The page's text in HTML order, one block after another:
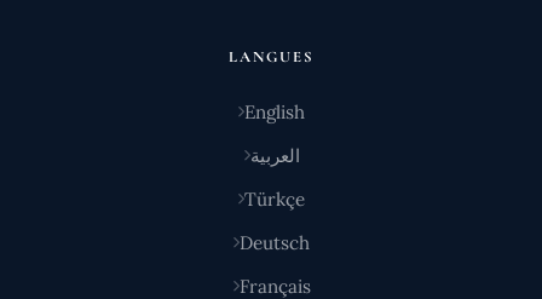
LANGUES
English
العربية
Türkçe
Deutsch
Français